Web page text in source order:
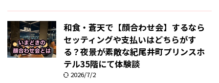
和食・蒼天で【顔合わせ会】するなら
セッティングや支払いはどちらがす
る？夜景が素敵な紀尾井町プリンスホ
テル35階にて体験談
2026/7/2